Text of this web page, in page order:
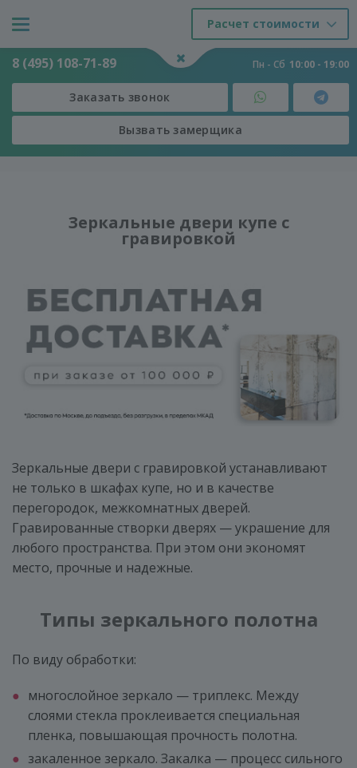
Расчет стоимости
8 (495) 108-71-89 Пн - Сб 10:00 - 19:00
Заказать звонок
Вызвать замерщика
Двери - Двери - Зеркальные двери купе с гравировкой
Зеркальные двери купе с
гравировкой
Зеркальные двери с гравировкой устанавливают
не только в шкафах купе, но и в качестве
перегородок, межкомнатных дверей.
Гравированные створки дверях — украшение для
любого пространства. При этом они экономят
место, прочные и надежные.
Типы зеркального полотна
По виду обработки:
многослойное зеркало — триплекс. Между
слоями стекла проклеивается специальная
пленка, повышающая прочность полотна.
закаленное зеркало. Закалка — процесс сильного